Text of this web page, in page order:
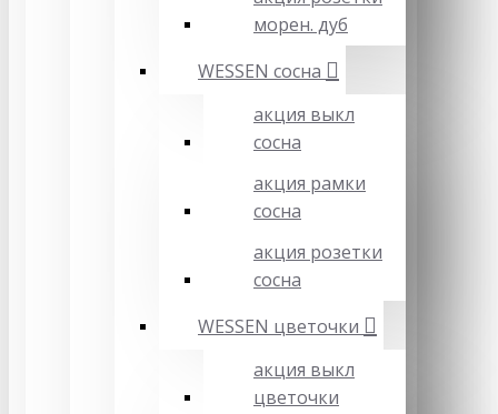
морен. дуб
WESSEN сосна
акция выкл
сосна
акция рамки
сосна
акция розетки
сосна
WESSEN цветочки
акция выкл
цветочки